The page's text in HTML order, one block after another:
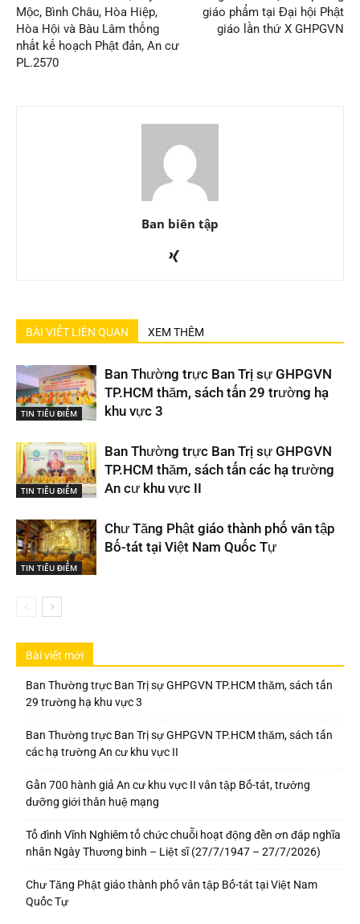
Mộc, Bình Châu, Hòa Hiệp,
Hòa Hội và Bàu Lâm thống
nhất kế hoạch Phật đản, An cư
PL.2570
giáo phẩm tại Đại hội Phật
giáo lần thứ X GHPGVN
Ban biên tập
BÀI VIẾT LIÊN QUAN XEM THÊM
TIN TIÊU ĐIỂM
Ban Thường trực Ban Trị sự GHPGVN
TP.HCM thăm, sách tấn 29 trường hạ
khu vực 3
TIN TIÊU ĐIỂM
Ban Thường trực Ban Trị sự GHPGVN
TP.HCM thăm, sách tấn các hạ trường
An cư khu vực II
TIN TIÊU ĐIỂM
Chư Tăng Phật giáo thành phố vân tập
Bố-tát tại Việt Nam Quốc Tự
Bài viết mới
Ban Thường trực Ban Trị sự GHPGVN TP.HCM thăm, sách tấn
29 trường hạ khu vực 3
Ban Thường trực Ban Trị sự GHPGVN TP.HCM thăm, sách tấn
các hạ trường An cư khu vực II
Gần 700 hành giả An cư khu vực II vân tập Bố-tát, trưởng
dưỡng giới thân huệ mạng
Tổ đình Vĩnh Nghiêm tổ chức chuỗi hoạt động đền ơn đáp nghĩa
nhân Ngày Thương binh – Liệt sĩ (27/7/1947 – 27/7/2026)
Chư Tăng Phật giáo thành phố vân tập Bố-tát tại Việt Nam
Quốc Tự